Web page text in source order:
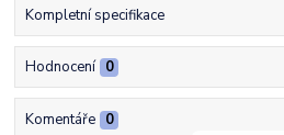
Kompletní specifikace
Hodnocení 0
Komentáře 0